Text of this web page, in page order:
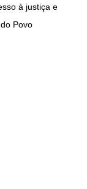
à justiça e
Povo